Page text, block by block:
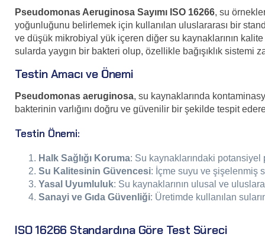
Pseudomonas Aeruginosa Sayımı ISO 16266, su
yoğunluğunu belirlemek için kullanılan uluslararası bir
ve düşük mikrobiyal yük içeren diğer su kaynaklarının
sularda yaygın bir bakteri olup, özellikle bağışıklık sistemi
Testin Amacı ve Önemi
Pseudomonas aeruginosa, su kaynaklarında
bakterinin varlığını doğru ve güvenilir bir şekilde tespit
Testin Önemi:
Halk Sağlığı Koruma: Su kaynaklarındaki
Su Kalitesinin Güvencesi: İçme suyu ve şişelenmiş
Yasal Uyumluluk: Su kaynaklarının ulusal ve
Sanayi ve Gıda Güvenliği: Üretimde kullanılan
ISO 16266 Standardına Göre Test Süreci